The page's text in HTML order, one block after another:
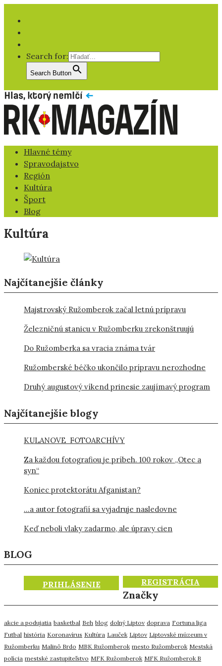
Search for:
Search Button
Hlavné témy
Spravodajstvo
Región
Kultúra
Šport
Blog
Kultúra
Najčítanejšie články
Majstrovský Ružomberok začal letnú prípravu
Železničnú stanicu v Ružomberku zrekonštruujú
Do Ružomberka sa vracia známa tvár
Ružomberské béčko ukončilo prípravu nerozhodne
Druhý augustový víkend prinesie zaujímavý program
Najčítanejšie blogy
KULANOVE FOTOARCHÍVY
Za každou fotografiou je príbeh. 100 rokov „Otec a
syn“
Koniec protektorátu Afganistan?
…a autor fotografií sa vyjadruje nasledovne
Keď neboli vlaky zadarmo, ale úpravy cien
BLOG
PRIHLÁSENIE REGISTRÁCIA
Značky
akcie a podujatia basketbal Beh blog dolný Liptov doprava Fortuna liga
Futbal história Koronavírus Kultúra Lauček Liptov Liptovské múzeum v
Ružomberku Malinô Brdo MBK Ružomberok mesto Ružomberok Mestská
polícia mestské zastupiteľstvo MFK Ružomberok MFK Ružomberok B